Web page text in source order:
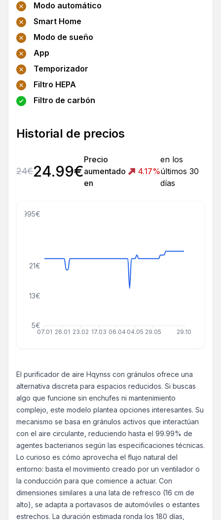
Modo automático
Smart Home
Modo de sueño
App
Temporizador
Filtro HEPA
Filtro de carbón
Historial de precios
24€24.99€
Precio
aumentado
en
4.17%
en los
últimos 30
días
07.01 26.01 23.02 17.03 06.04 04.05 29.05 29.10
5€
13€
21€
El purificador de aire Hqynss con gránulos ofrece una
alternativa discreta para espacios reducidos. Si buscas
algo que funcione sin enchufes ni mantenimiento
complejo, este modelo plantea opciones interesantes. Su
mecanismo se basa en gránulos activos que interactúan
con el aire circulante, reduciendo hasta el 99.99% de
agentes bacterianos según las especificaciones técnicas.
Lo curioso es cómo aprovecha el flujo natural del
entorno: basta el movimiento creado por un ventilador o
la conducción para que comience a actuar. Con
dimensiones similares a una lata de refresco (16 cm de
alto), se adapta a portavasos de automóviles o estantes
estrechos. La duración estimada ronda los 180 días,